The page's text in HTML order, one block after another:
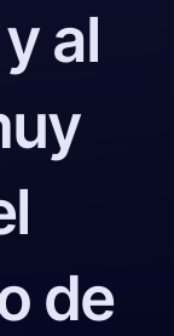
al
de